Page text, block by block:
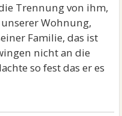
Trennung von ihm,
Wohnung,
Familie, das ist
nicht an die
so fest das er es